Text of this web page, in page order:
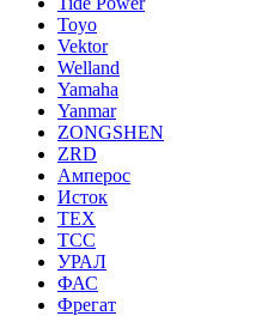
Toyo
Vektor
Welland
Yamaha
Yanmar
ZONGSHEN
ZRD
Амперос
Исток
ТЕХ
ТСС
УРАЛ
ФАС
Фрегат